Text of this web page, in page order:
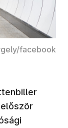
facebook